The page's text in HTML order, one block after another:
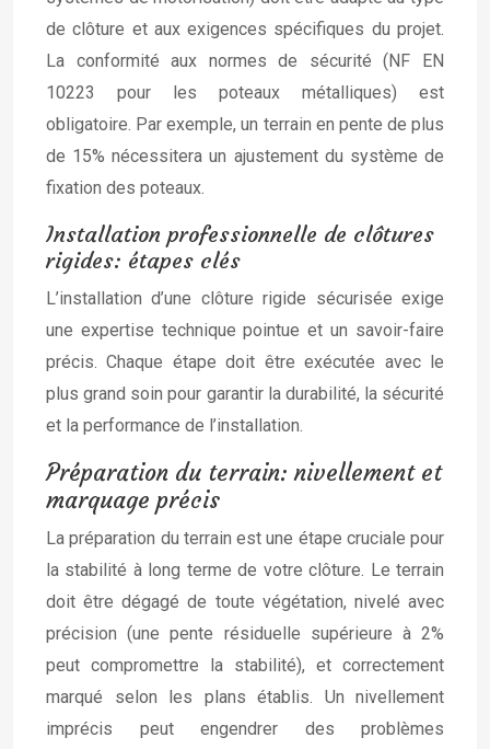
de clôture et aux exigences spécifiques du projet.
La conformité aux normes de sécurité (NF EN
10223 pour les poteaux métalliques) est
obligatoire. Par exemple, un terrain en pente de plus
de 15% nécessitera un ajustement du système de
fixation des poteaux.
Installation professionnelle de clôtures
rigides: étapes clés
L’installation d’une clôture rigide sécurisée exige
une expertise technique pointue et un savoir-faire
précis. Chaque étape doit être exécutée avec le
plus grand soin pour garantir la durabilité, la sécurité
et la performance de l’installation.
Préparation du terrain: nivellement et
marquage précis
La préparation du terrain est une étape cruciale pour
la stabilité à long terme de votre clôture. Le terrain
doit être dégagé de toute végétation, nivelé avec
précision (une pente résiduelle supérieure à 2%
peut compromettre la stabilité), et correctement
marqué selon les plans établis. Un nivellement
imprécis peut engendrer des problèmes